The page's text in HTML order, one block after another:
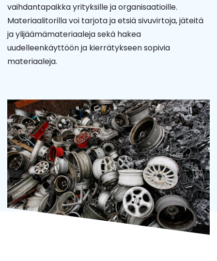
vaihdantapaikka yrityksille ja organisaatioille.
Materiaalitorilla voi tarjota ja etsiä sivuvirtoja, jäteitä
ja ylijäämämateriaaleja sekä hakea
uudelleenkäyttöön ja kierrätykseen sopivia
materiaaleja.